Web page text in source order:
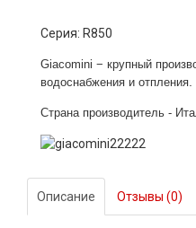
Серия: R850
Giacomini − крупный п
водоснабжения и отпления
Страна производитель -
Описание Отзывы (0)